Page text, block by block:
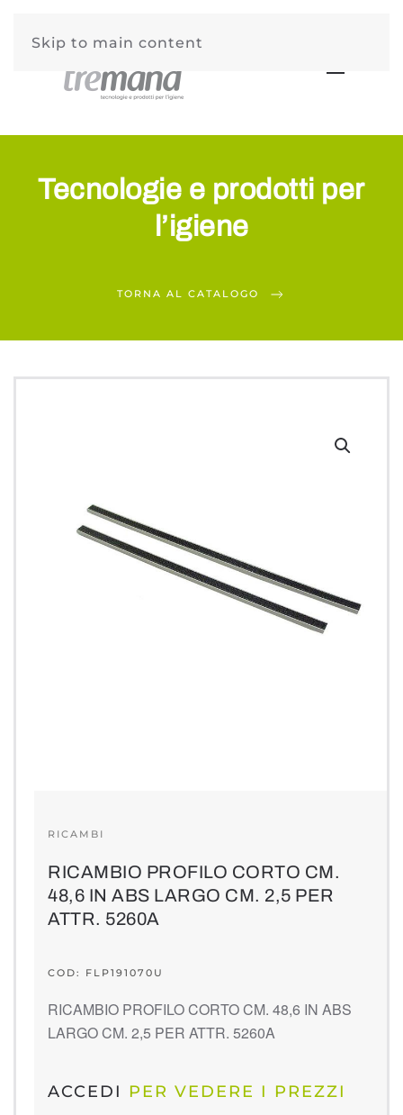
Skip to main content
Tecnologie e prodotti per
l’igiene
TORNA AL CATALOGO
RICAMBI
RICAMBIO PROFILO CORTO CM.
48,6 IN ABS LARGO CM. 2,5 PER
ATTR. 5260A
COD: FLP191070U
RICAMBIO PROFILO CORTO CM. 48,6 IN ABS
LARGO CM. 2,5 PER ATTR. 5260A
ACCEDI PER VEDERE I PREZZI